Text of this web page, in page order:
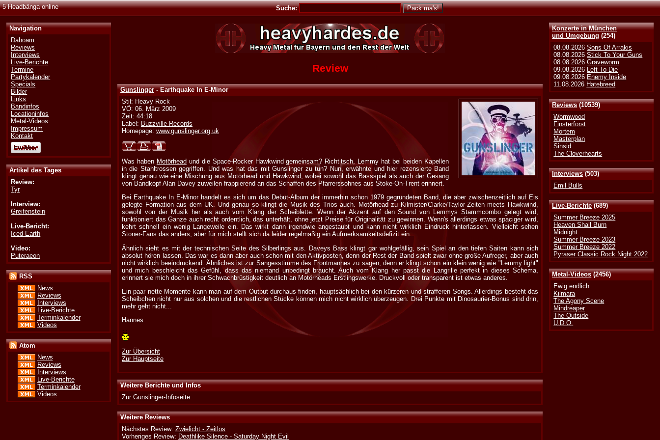
5 Headbänga online Suche:
Konzerte in München
und Umgebung (254)
08.08.2026Sons Of Arrakis
08.08.2026Stick To Your Guns
08.08.2026Graveworm
09.08.2026 Left To Die
09.08.2026 Enemy Inside
11.08.2026 Hatebreed
Reviews(10539)
Wormwood
Finsterforst
Mortem
Masterplan
Sinsid
The Cloverhearts
Interviews(503)
Emil Bulls
Live-Berichte(689)
Summer Breeze 2025
Heaven Shall Burn
Midnight
Summer Breeze 2023
Summer Breeze 2022
Pyraser Classic Rock Night 2022
Metal-Videos(2456)
Ewig.endlich.
Kilmara
The Agony Scene
Mindreaper
The Outside
U.D.O.
Navigation
Dahoam
Reviews
Interviews
Live-Berichte
Termine
Partykalender
Specials
Bilder
Links
Bandinfos
Locationinfos
Metal-Videos
Impressum
Kontakt
Artikel des Tages
Review:
Tyr
Interview:
Greifenstein
Live-Bericht:
Iced Earth
Video:
Puteraeon
RSS
News
Reviews
Interviews
Live-Berichte
Terminkalender
Videos
Atom
News
Reviews
Interviews
Live-Berichte
Terminkalender
Videos
Review
Gunslinger- Earthquake In E-Minor
Stil: Heavy Rock
VÖ: 06. März 2009
Zeit: 44:18
Label: Buzzville Records
Homepage:www.gunslinger.org.uk
Was haben Motörhead und die Space-Rocker Hawkwind gemeinsam? Richtitsch, Lemmy hat bei beiden Kapellen
in die Stahltrossen gegriffen. Und was hat das mit Gunslinger zu tun? Nun, erwähnte und hier rezensierte Band
klingt genau wie eine Mischung aus Motörhead und Hawkwind, wobei sowohl das Bassspiel als auch der Gesang
von Bandkopf Alan Davey zuweilen frappierend an das Schaffen des Pfarrerssohnes aus Stoke-On-Trent erinnert.
Bei Earthquake In E-Minor handelt es sich um das Debüt-Album der immerhin schon 1979 gegründeten Band, die aber zwischenzeitlich auf Eis
gelegte Formation aus dem UK. Und genau so klingt die Musik des Trios auch. Motörhead zu Kilmister/Clarke/Taylor-Zeiten meets Hawkwind,
sowohl von der Musik her als auch vom Klang der Scheiblette. Wenn der Akzent auf den Sound von Lemmys Stammcombo gelegt wird,
funktioniert das Ganze auch recht ordentlich, das unterhält, ohne jetzt Preise für Originalität zu gewinnen. Wenn's allerdings etwas spaciger wird,
kehrt schnell ein wenig Langeweile ein. Das wirkt dann irgendwie angestaubt und kann nicht wirklich Eindruck hinterlassen. Vielleicht sehen
Stoner-Fans das anders, aber für mich stellt sich da leider regelmäßig ein Aufmerksamkeitsdefizit ein.
Ähnlich sieht es mit der technischen Seite des Silberlings aus. Daveys Bass klingt gar wohlgefällig, sein Spiel an den tiefen Saiten kann sich
absolut hören lassen. Das war es dann aber auch schon mit den Aktivposten, denn der Rest der Band spielt zwar ohne große Aufreger, aber auch
nicht wirklich beeindruckend. Ähnliches ist zur Sangesstimme des Frontmannes zu sagen, denn er klingt schon ein klein wenig wie "Lemmy light"
und mich beschleicht das Gefühl, dass das niemand unbedingt braucht. Auch vom Klang her passt die Langrille perfekt in dieses Schema,
erinnert sie mich doch in ihrer Schwachbrüstigkeit deutlich an Motörheads Erstlingswerke. Druckvoll oder transparent ist etwas anderes.
Ein paar nette Momente kann man auf dem Output durchaus finden, hauptsächlich bei den kürzeren und strafferen Songs. Allerdings besteht das
Scheibchen nicht nur aus solchen und die restlichen Stücke können mich nicht wirklich überzeugen. Drei Punkte mit Dinosaurier-Bonus sind drin,
mehr geht nicht...
Hannes
Zur Übersicht
Zur Hauptseite
Weitere Berichte und Infos
Zur Gunslinger-Infoseite
Weitere Reviews
Nächstes Review:Zwielicht - Zeitlos
Vorheriges Review: Deathlike Silence - Saturday Night Evil